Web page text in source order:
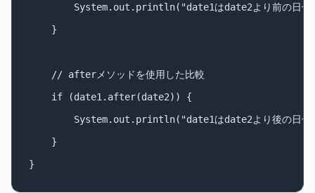
System.out.println("date1はdate2より前の日付
    }
    // afterメソッドを使用した比較
    if (date1.after(date2)) {
System.out.println("date1はdate2より後の日付
    }